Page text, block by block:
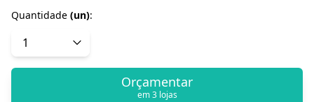
Quantidade (un):
Orçamentar
em 3 lojas